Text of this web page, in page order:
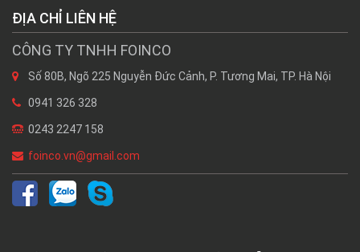
ĐỊA CHỈ LIÊN HỆ
CÔNG TY TNHH FOINCO
Số 80B, Ngõ 225 Nguyễn Đức Cảnh, P. Tương Mai, TP. Hà Nội
0941 326 328
0243 2247 158
foinco.vn@gmail.com